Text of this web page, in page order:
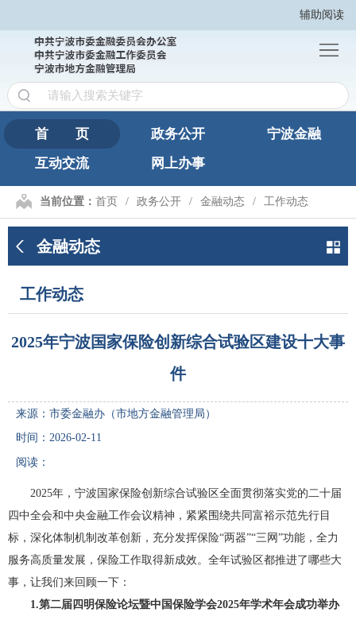
辅助阅读
务
公
宁
波
互 首 页 政务公开
宁波金融
互动交流
网上办事
当前位置： 首页 政务公开 金融动态 工作动态
金融动态
工作动态
2025年宁波国家保险创新综合试验区建设十大事
件
来源：市委金融办（市地方金融管理局）
时间：2026-02-11
阅读：
2025年，宁波国家保险创新综合试验区全面贯彻落实党的二十届
四中全会和中央金融工作会议精神，紧紧围绕共同富裕示范先行目
标，深化体制机制改革创新，充分发挥保险“两器”“三网”功能，全力
服务高质量发展，保险工作取得新成效。全年试验区都推进了哪些大
事，让我们来回顾一下：
1.第二届四明保险论坛暨中国保险学会2025年学术年会成功举办